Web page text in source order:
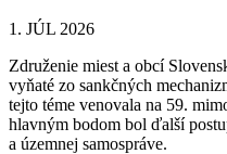
1. JÚL 2026
Združenie miest a obcí
vyňaté zo sankčných
tejto téme venovala na 59.
hlavným bodom bol ďalší
a územnej samospráve.